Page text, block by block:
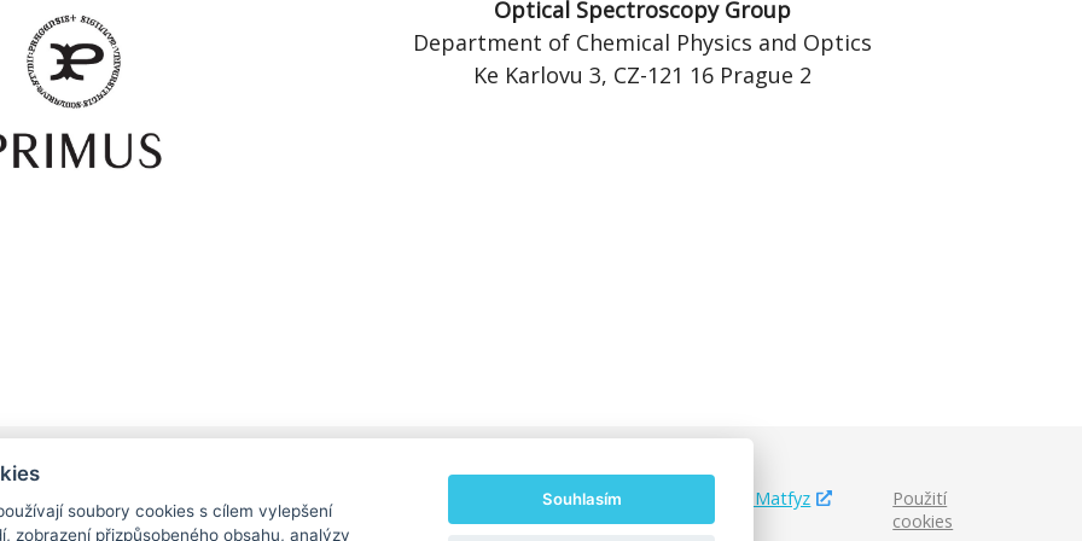
Optical Spectroscopy Group
Department of Chemical Physics and Optics
Ke Karlovu 3, CZ-121 16 Prague 2
|MatfyzPress Studuj Matfyz
Použití
cookies
soubory cookies s cílem vylepšení
zobrazení přizpůsobeného obsahu, analýzy
Souhlasím